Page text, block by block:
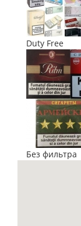
Duty Free
Без фильтра